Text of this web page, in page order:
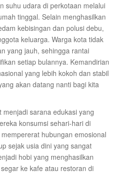
suhu udara di perkotaan melalui
tinggal. Selain menghasilkan
kebisingan dan polusi debu,
keluarga. Warga kota tidak
yang jauh, sehingga rantai
setiap bulannya. Kemandirian
yang lebih kokoh dan stabil
akan datang nanti bagi kita
menjadi sarana edukasi yang
konsumsi sehari-hari di
hubungan emosional
sejak usia dini yang sangat
hobi yang menghasilkan
ke kafe atau restoran di